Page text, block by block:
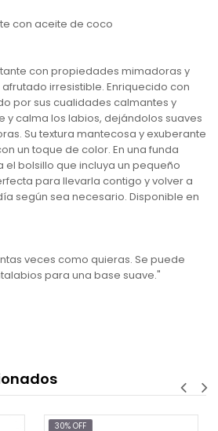
con aceite de coco
con propiedades mimadoras y
irresistible. Enriquecido con
por sus cualidades calmantes y
y calma los labios, dejándolos suaves
Su textura mantecosa y exuberante
un toque de color. En una funda
bolsillo que incluya un pequeño
para llevarla contigo y volver a
según sea necesario. Disponible en
veces como quieras. Se puede
para una base suave."